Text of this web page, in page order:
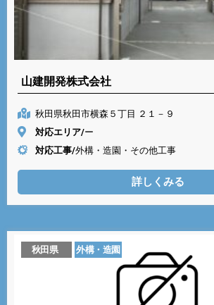
山建開発株式会社
秋田県秋田市横森５丁目 ２１－９
対応エリア/ー
対応工事/外構・造園・その他工事
詳しくみる
秋田県 外構・造園